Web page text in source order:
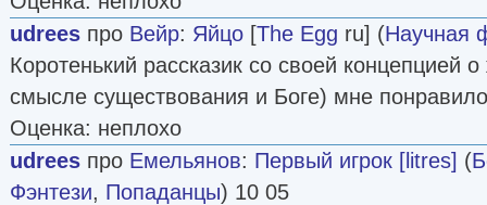
udrees про Вейр: Яйцо [The Egg ru] (Научная
Коротенький рассказик со своей концепцией
смысле существования и Боге) мне
Оценка: неплохо
udrees про Емельянов: Первый игрок [litres] (
Фэнтези, Попаданцы) 10 05